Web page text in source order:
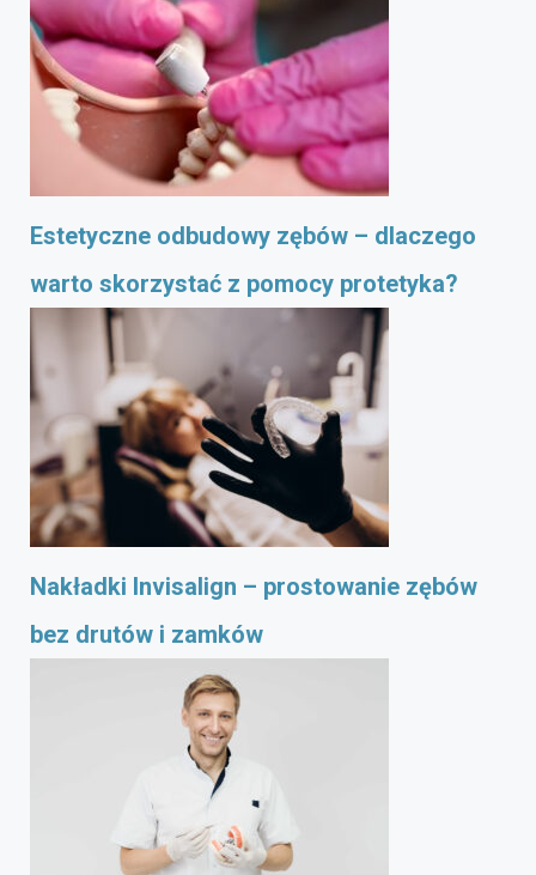
Estetyczne odbudowy zębów – dlaczego
warto skorzystać z pomocy protetyka?
Nakładki Invisalign – prostowanie zębów
bez drutów i zamków